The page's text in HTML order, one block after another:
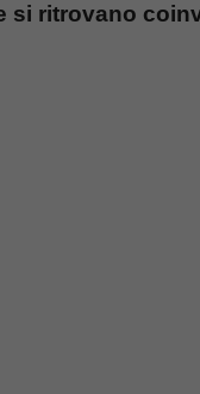
si ritrovano